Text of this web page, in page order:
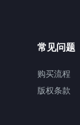
常见问题
购买流程
版权条款